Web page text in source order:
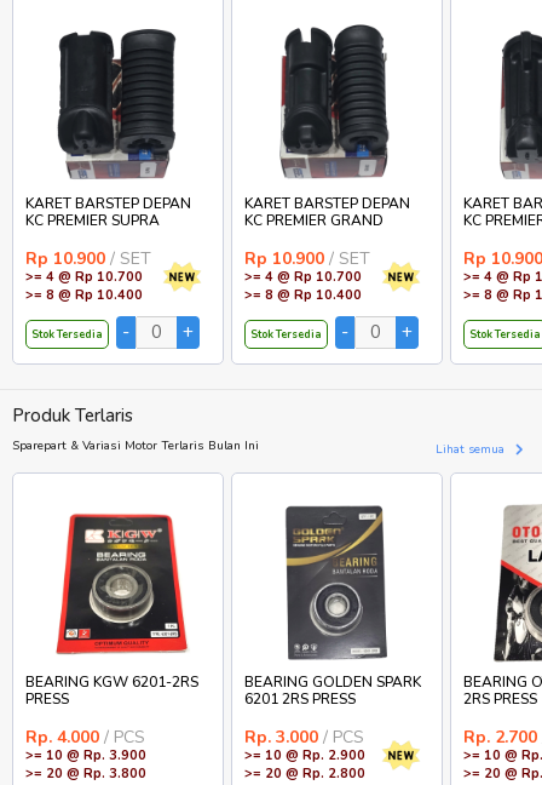
KARET BARSTEP DEPAN
KC PREMIER SUPRA
Rp 10.900 / SET
>= 4 @ Rp 10.700
>= 8 @ Rp 10.400
Stok Tersedia
KARET BARSTEP DEPAN
KC PREMIER GRAND
Rp 10.900 / SET
>= 4 @ Rp 10.700
>= 8 @ Rp 10.400
Stok Tersedia
KARET
KC
Rp 10.900
>= 4 @ Rp
>= 8 @ Rp
Stok Tersedia
Produk Terlaris
Sparepart & Variasi Motor Terlaris Bulan Ini Lihat semua
BEARING KGW 6201-2RS
PRESS
Rp. 4.000 / PCS
>= 10 @ Rp. 3.900
>= 20 @ Rp. 3.800
BEARING GOLDEN SPARK
6201 2RS PRESS
Rp. 3.000 / PCS
>= 10 @ Rp. 2.900
>= 20 @ Rp. 2.800
BEARING
2RS PRESS
Rp. 2.700
>= 10 @
>= 20 @